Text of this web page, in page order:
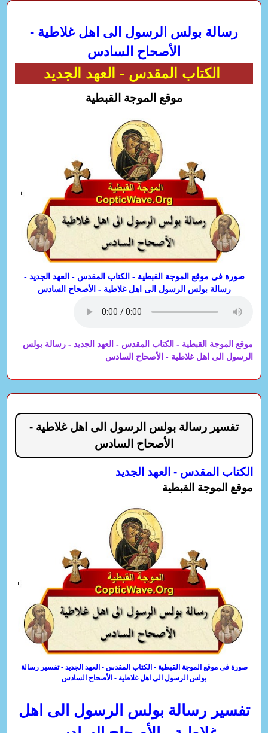
رسالة بولس الرسول الى اهل غلاطية -
الأصحاح السادس
الكتاب المقدس - العهد الجديد
موقع الموجة القبطية
صورة فى موقع الموجة القبطية - الكتاب المقدس - العهد الجديد -
رسالة بولس الرسول الى اهل غلاطية - الأصحاح السادس
موقع الموجة القبطية - الكتاب المقدس - العهد الجديد - رسالة بولس
الرسول الى اهل غلاطية - الأصحاح السادس
تفسير رسالة بولس الرسول الى اهل غلاطية -
الأصحاح السادس
الكتاب المقدس - العهد الجديد
موقع الموجة القبطية
صورة فى موقع الموجة القبطية - الكتاب المقدس - العهد الجديد - تفسير رسالة
بولس الرسول الى اهل غلاطية - الأصحاح السادس
تفسير رسالة بولس الرسول الى اهل